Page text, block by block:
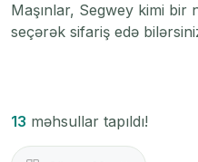
Maşınlar, Segwey kimi bir
seçərək sifariş edə
13 məhsullar tapıldı!